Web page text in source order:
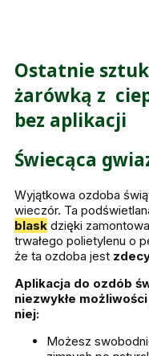
Ostatnie
żarówką z
bez aplikacji
Świecąca
Wyjątkowa ozdoba
wieczór. Ta
blask dzięki
trwałego polietylenu o
że ta ozdoba jest
Aplikacja do ozdób
niezwykłe
niej:
Możesz